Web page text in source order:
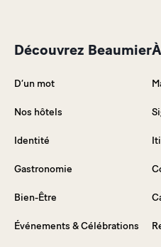
Découvrez Beaumier
D’un mot
Nos hôtels
Identité
Gastronomie
Bien-Être
Événements & Célébrations